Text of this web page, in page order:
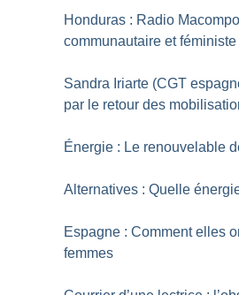
Honduras : Radio
communautaire et féministe
Sandra Iriarte (CGT
par le retour des
Énergie : Le renouvelable
Alternatives : Quelle
Espagne : Comment elles
femmes